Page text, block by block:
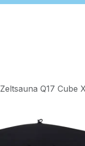
Zeltsauna Q17 Cube